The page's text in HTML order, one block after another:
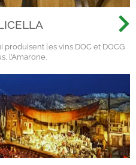
les vins DOC et DOCG
l’Amarone.